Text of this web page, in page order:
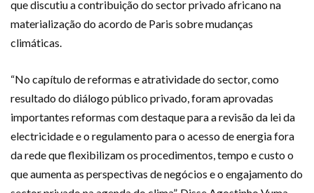
que discutiu a contribuição do sector privado africano na
materialização do acordo de Paris sobre mudanças
climáticas.
“No capítulo de reformas e atratividade do sector, como
resultado do diálogo público privado, foram aprovadas
importantes reformas com destaque para a revisão da lei da
electricidade e o regulamento para o acesso de energia fora
da rede que flexibilizam os procedimentos, tempo e custo o
que aumenta as perspectivas de negócios e o engajamento do